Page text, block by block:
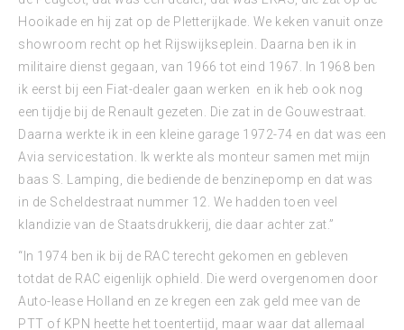
Hooikade en hij zat op de Pletterijkade. We keken vanuit onze
showroom recht op het Rijswijkseplein. Daarna ben ik in
militaire dienst gegaan, van 1966 tot eind 1967. In 1968 ben
ik eerst bij een Fiat-dealer gaan werken en ik heb ook nog
een tijdje bij de Renault gezeten. Die zat in de Gouwestraat.
Daarna werkte ik in een kleine garage 1972-74 en dat was een
Avia servicestation. Ik werkte als monteur samen met mijn
baas S. Lamping, die bediende de benzinepomp en dat was
in de Scheldestraat nummer 12. We hadden toen veel
klandizie van de Staatsdrukkerij, die daar achter zat.”
“In 1974 ben ik bij de RAC terecht gekomen en gebleven
totdat de RAC eigenlijk ophield. Die werd overgenomen door
Auto-lease Holland en ze kregen een zak geld mee van de
PTT of KPN heette het toentertijd, maar waar dat allemaal